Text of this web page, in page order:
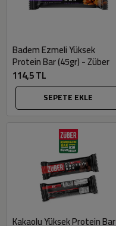
Badem Ezmeli Yüksek
Protein Bar (45gr) - Züber
114,5 TL
SEPETE EKLE
Kakaolu Yüksek Protein Bar